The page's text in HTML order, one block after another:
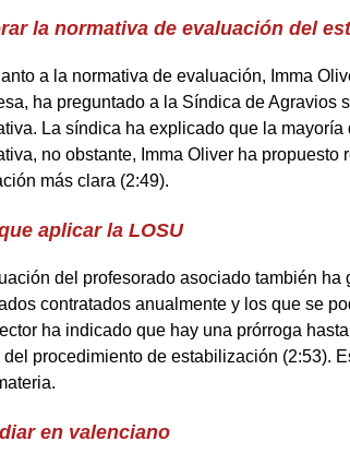
la normativa de evaluación del
a la normativa de evaluación, Imma
ha preguntado a la Síndica de Agravios
La síndica ha explicado que la
no obstante, Imma Oliver ha
más clara (2:49).
aplicar la LOSU
del profesorado asociado también
contratados anualmente y los que se
ha indicado que hay una prórroga
del procedimiento de estabilización (2:53).
en valenciano